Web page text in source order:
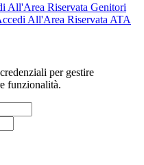
All'Area Riservata Genitori
All'Area Riservata ATA
per gestire
funzionalità.